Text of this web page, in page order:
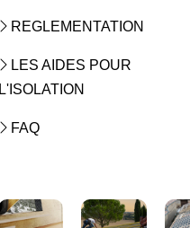
REGLEMENTATION
LES AIDES POUR
L'ISOLATION
FAQ